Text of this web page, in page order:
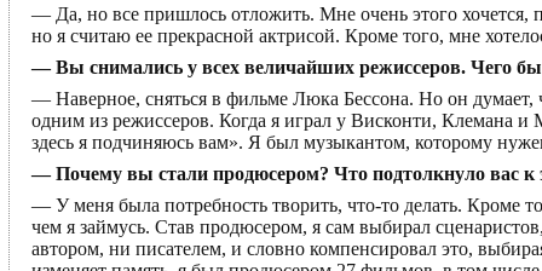
— Да, но все пришлось отложить. Мне очень этого
но я считаю ее прекрасной актрисой. Кроме того, мне
— Вы снимались у всех величайших режиссеров. Чего бы
— Наверное, сняться в фильме Люка Бессона. Но он думает,
одним из режиссеров. Когда я играл у Висконти, Клемана и
здесь я подчиняюсь вам». Я был музыкантом, которому
— Почему вы стали продюсером? Что подтолкнуло вас к
— У меня была потребность творить, что-то делать. Кроме
чем я займусь. Став продюсером, я сам выбирал
автором, ни писателем, и словно компенсировал это,